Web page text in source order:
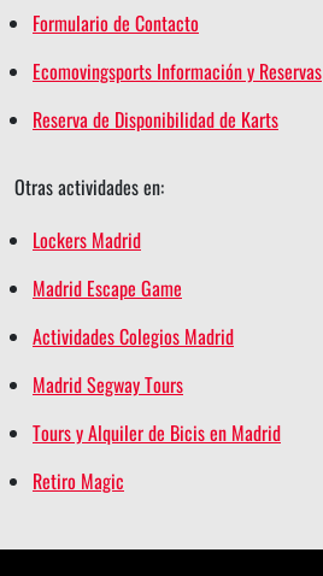
Formulario de Contacto
Ecomovingsports Información y Reservas
Reserva de Disponibilidad de Karts
Otras actividades en:
Lockers Madrid
Madrid Escape Game
Actividades Colegios Madrid
Madrid Segway Tours
Tours y Alquiler de Bicis en Madrid
Retiro Magic